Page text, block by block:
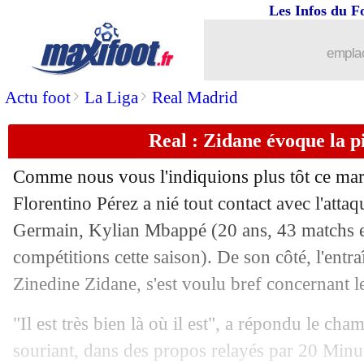
Actu foot> La Liga> Real Madrid
Les Infos du
Real : Zidane évoque la
Comme nous vous l'indiquions plus tôt ce
Florentino Pérez a nié tout contact avec
Germain, Kylian Mbappé (20 ans, 43 matchs
compétitions cette saison). De son côté,
Zinedine Zidane, s'est voulu bref concernant
"Il est très bien là où il est", a répondu le
souriant, dans des propos relayés par 20
: Villas-Boas, c'est officiel !
28/05 PSG: une piste pour Choupo-Moting
Al-Sadd
28/05 PHOTOS: les crampons très
28/05 OM : Ricardo Carvalho adjoint de
OM : Villas-Boas, ce serait signé !
28/05 Liverpool : avec Firmino, sans Keita
Lyon : Depay déplore une mauvaise